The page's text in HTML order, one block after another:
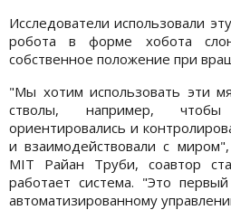
Исследователи использовали
робота в форме хобота
собственное положение при
"Мы хотим использовать эти
стволы, например, чтобы
ориентировались и
и взаимодействовали с
MIT Райан Труби, соавтор
работает система. "Это
автоматизированному